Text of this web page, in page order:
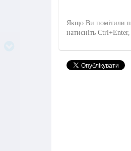
Якщо Ви помітили
натисніть